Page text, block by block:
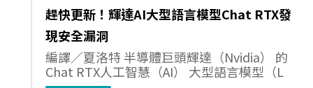
趕快更新！輝達AI大型語言模型Chat RTX發
現安全漏洞
編譯／夏洛特 半導體巨頭輝達（Nvidia） 的
Chat RTX人工智慧（AI） 大型語言模型（L